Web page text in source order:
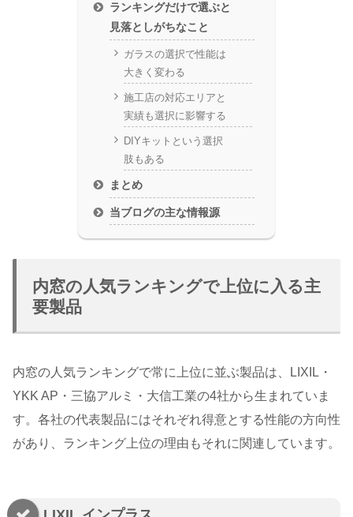
ランキングだけで選ぶと
見落としがちなこと
ガラスの選択で性能は
大きく変わる
施工店の対応エリアと
実績も選択に影響する
DIYキットという選択
肢もある
まとめ
当ブログの主な情報源
内窓の人気ランキングで上位に入る主
要製品
内窓の人気ランキングで常に上位に並ぶ製品は、LIXIL・
YKK AP・三協アルミ・大信工業の4社から生まれていま
す。各社の代表製品にはそれぞれ得意とする性能の方向性
があり、ランキング上位の理由もそれに関連しています。